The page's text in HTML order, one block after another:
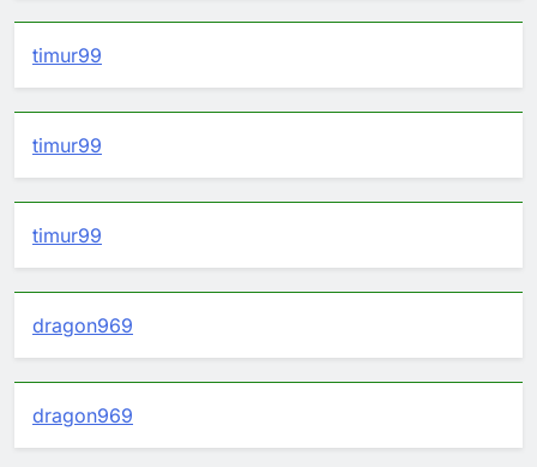
timur99
timur99
timur99
dragon969
dragon969